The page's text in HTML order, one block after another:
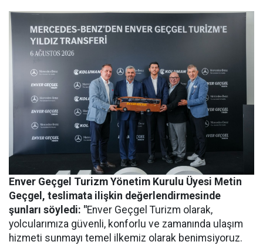
Enver Geçgel Turizm Yönetim Kurulu Üyesi Metin
Geçgel , teslimata ilişkin değerlendirmesinde
şunları söyledi: "Enver Geçgel Turizm olarak,
yolcularımıza güvenli, konforlu ve zamanında ulaşım
hizmeti sunmayı temel ilkemiz olarak benimsiyoruz.